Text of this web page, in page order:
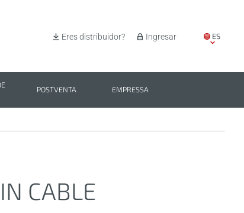
ES
Ingresar
Eres distribuidor?
POSTVENTA EMPRESSA
CABLE